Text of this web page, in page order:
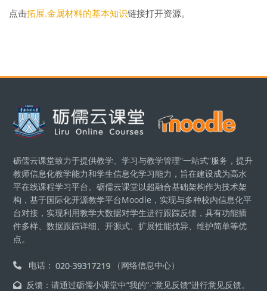
点击拓展.金属材料的基本知识链接打开资源。
版块
砺儒云课堂致力于提供教学、学习与教学管理“一站式”服务，提升
教师信息化教学能力和学生信息化学习能力，旨在建设成为高水
平在线课程学习平台。砺儒云课堂以超融合基础架构作为技术架
构，基于国际化开源教学平台Moodle，实现与多种校内信息化平
台对接，实现利用教学大数据对学生进行跟踪反馈，具有功能插
件多样、数据跟踪详细、开源式、扩展性能优异、维护简单等优
点。
电话：
（网络信息中心）
反馈：请通过砺儒小课堂中“我的”-“意见反馈”进行意见反馈。